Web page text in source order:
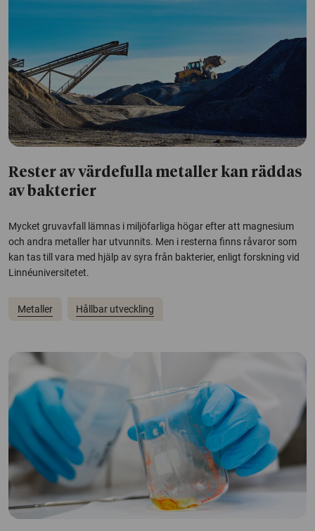
Rester av värdefulla metaller kan räddas
av bakterier
Mycket gruvavfall lämnas i miljöfarliga högar efter att magnesium
och andra metaller har utvunnits. Men i resterna finns råvaror som
kan tas till vara med hjälp av syra från bakterier, enligt forskning vid
Linnéuniversitetet.
Metaller Hållbar utveckling